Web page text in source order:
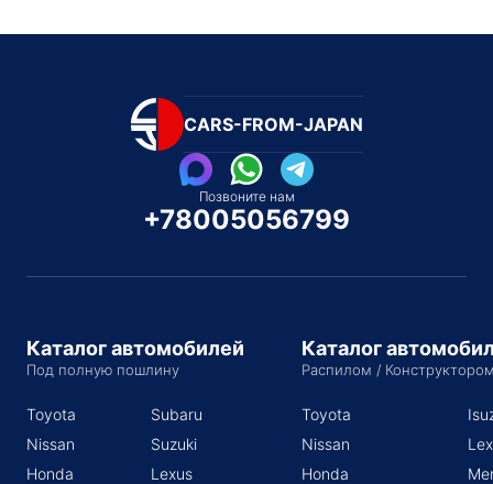
CARS-FROM-JAPAN
Позвоните нам
+78005056799
Каталог автомобилей
Под полную пошлину
Toyota
Nissan
Honda
Subaru
Suzuki
Lexus
Каталог
Распилом /
Toyota
Nissan
Honda